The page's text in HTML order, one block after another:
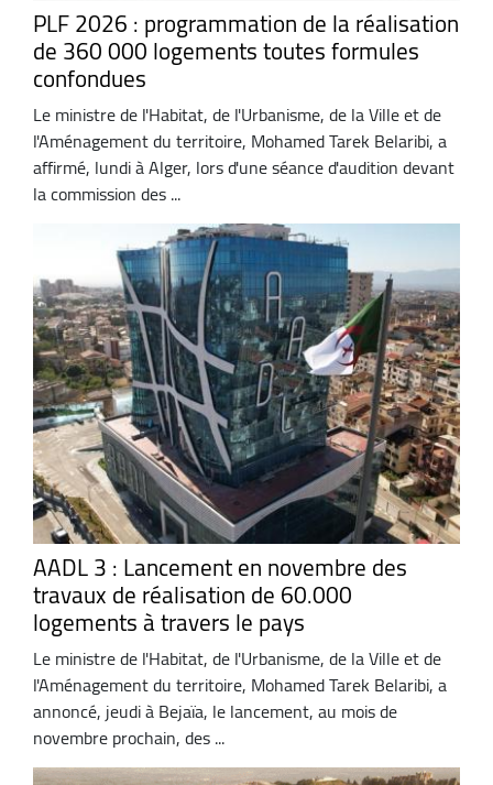
PLF 2026 : programmation de la réalisation
de 360 000 logements toutes formules
confondues
Le ministre de l'Habitat, de l'Urbanisme, de la Ville et de
l'Aménagement du territoire, Mohamed Tarek Belaribi, a
affirmé, lundi à Alger, lors d'une séance d'audition devant
la commission des ...
AADL 3 : Lancement en novembre des
travaux de réalisation de 60.000
logements à travers le pays
Le ministre de l'Habitat, de l'Urbanisme, de la Ville et de
l'Aménagement du territoire, Mohamed Tarek Belaribi, a
annoncé, jeudi à Bejaïa, le lancement, au mois de
novembre prochain, des ...